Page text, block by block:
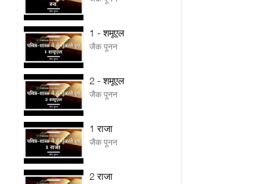
1 - शमूएल
जैक पूनन
2 - शमूएल
जैक पूनन
1 राजा
जैक पूनन
2 राजा